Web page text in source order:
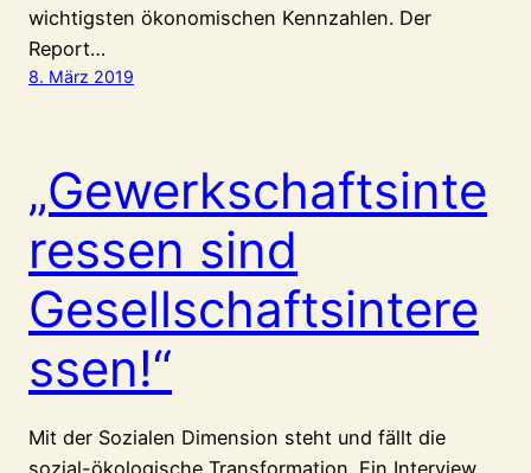
wichtigsten ökonomischen Kennzahlen. Der
Report…
8. März 2019
„Gewerkschaftsinte
ressen sind
Gesellschaftsintere
ssen!“
Mit der Sozialen Dimension steht und fällt die
sozial-ökologische Transformation. Ein Interview